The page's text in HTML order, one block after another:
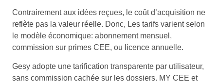
Contrairement aux idées reçues, le coût d’acquisition ne
reflète pas la valeur réelle. Donc, Les tarifs varient selon
le modèle économique: abonnement mensuel,
commission sur primes CEE, ou licence annuelle.
Gesy adopte une tarification transparente par utilisateur,
sans commission cachée sur les dossiers. MY CEE et